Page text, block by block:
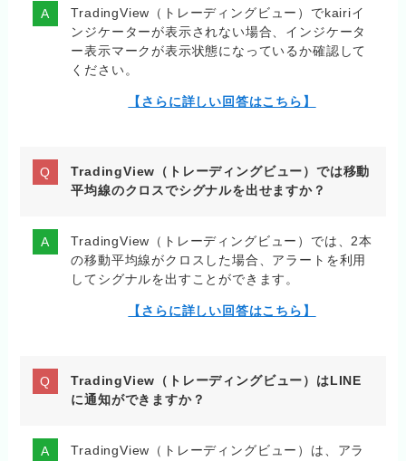
TradingView（トレーディングビュー）でkairiイ
ンジケーターが表示されない場合、インジケータ
ー表示マークが表示状態になっているか確認して
ください。
【さらに詳しい回答はこちら】
TradingView（トレーディングビュー）では移動
平均線のクロスでシグナルを出せますか？
TradingView（トレーディングビュー）では、2本
の移動平均線がクロスした場合、アラートを利用
してシグナルを出すことができます。
【さらに詳しい回答はこちら】
TradingView（トレーディングビュー）はLINE
に通知ができますか？
TradingView（トレーディングビュー）は、アラ